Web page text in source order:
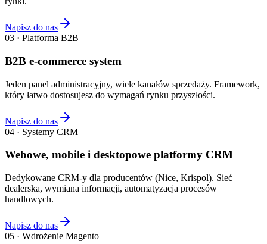
Napisz do nas
03 · Platforma B2B
B2B e-commerce system
Jeden panel administracyjny, wiele kanałów sprzedaży. Framework,
który łatwo dostosujesz do wymagań rynku przyszłości.
Napisz do nas
04 · Systemy CRM
Webowe, mobile i desktopowe platformy CRM
Dedykowane CRM-y dla producentów (Nice, Krispol). Sieć
dealerska, wymiana informacji, automatyzacja procesów
handlowych.
Napisz do nas
05 · Wdrożenie Magento